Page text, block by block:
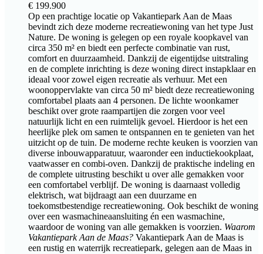
€ 199.900
Op een prachtige locatie op Vakantiepark Aan de Maas
bevindt zich deze moderne recreatiewoning van het type Just
Nature. De woning is gelegen op een royale koopkavel van
circa 350 m² en biedt een perfecte combinatie van rust,
comfort en duurzaamheid. Dankzij de eigentijdse uitstraling
en de complete inrichting is deze woning direct instapklaar en
ideaal voor zowel eigen recreatie als verhuur. Met een
woonoppervlakte van circa 50 m² biedt deze recreatiewoning
comfortabel plaats aan 4 personen. De lichte woonkamer
beschikt over grote raampartijen die zorgen voor veel
natuurlijk licht en een ruimtelijk gevoel. Hierdoor is het een
heerlijke plek om samen te ontspannen en te genieten van het
uitzicht op de tuin. De moderne rechte keuken is voorzien van
diverse inbouwapparatuur, waaronder een inductiekookplaat,
vaatwasser en combi-oven. Dankzij de praktische indeling en
de complete uitrusting beschikt u over alle gemakken voor
een comfortabel verblijf. De woning is daarnaast volledig
elektrisch, wat bijdraagt aan een duurzame en
toekomstbestendige recreatiewoning. Ook beschikt de woning
over een wasmachineaansluiting én een wasmachine,
waardoor de woning van alle gemakken is voorzien. Waarom
Vakantiepark Aan de Maas? Vakantiepark Aan de Maas is
een rustig en waterrijk recreatiepark, gelegen aan de Maas in